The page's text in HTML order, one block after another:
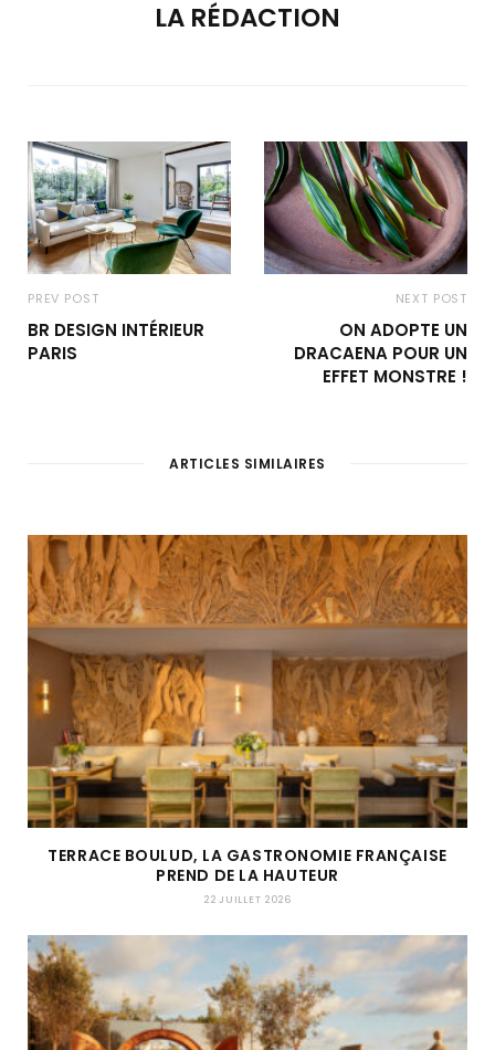
LA RÉDACTION
PREV POST
BR DESIGN INTÉRIEUR
PARIS
NEXT POST
ON ADOPTE UN
DRACAENA POUR UN
EFFET MONSTRE !
ARTICLES SIMILAIRES
TERRACE BOULUD, LA GASTRONOMIE FRANÇAISE
PREND DE LA HAUTEUR
22 JUILLET 2026